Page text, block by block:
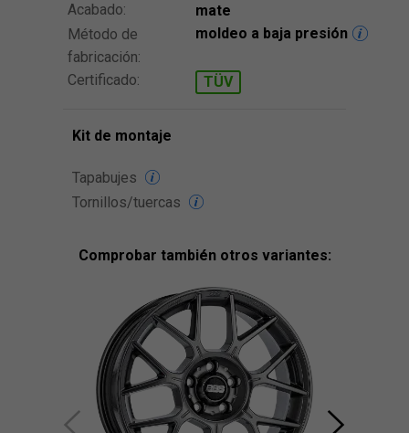
Acabado:
mate
Método de
fabricación:
moldeo a baja presión
Certificado: TÜV
Kit de montaje
Tapabujes
Tornillos/tuercas
Comprobar también otros variantes: